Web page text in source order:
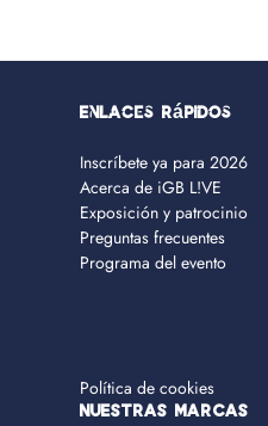
Enlaces rápidos
Inscríbete ya para 2026
Acerca de iGB L!VE
Exposición y patrocinio
Preguntas frecuentes
Programa del evento
Política de cookies
NUESTRAS MARCAS